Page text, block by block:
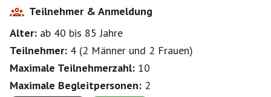
Teilnehmer & Anmeldung
Alter: ab 40 bis 85Jahre
Teilnehmer: 4 (2 Männer und 2 Frauen)
Maximale Teilnehmerzahl: 10
Maximale Begleitpersonen: 2